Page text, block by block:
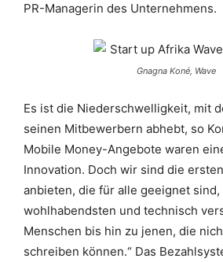
PR-Managerin des Unternehmens.
Gnagna Koné, Wave
Es ist die Niederschwelligkeit, mit
seinen Mitbewerbern abhebt, so
Mobile Money-Angebote waren
Innovation. Doch wir sind die
anbieten, die für alle geeignet sind,
wohlhabendsten und technisch
Menschen bis hin zu jenen, die
schreiben können.“ Das